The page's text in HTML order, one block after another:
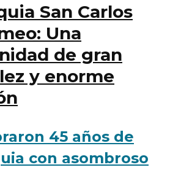
San Carlos
Una
de gran
y enorme